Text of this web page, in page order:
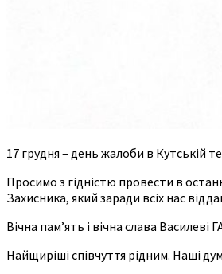
17 грудня – день жалоби в Кутській
Просимо з гідністю провести в
Захисника, який заради всіх нас
Вічна памʼять і вічна слава
Найщиріші співчуття рідним. Наші